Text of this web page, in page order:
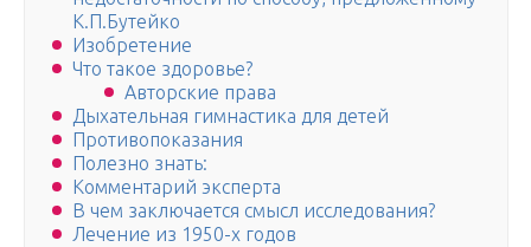
К.П.Бутейко
Изобретение
Что такое здоровье?
Авторские права
Дыхательная гимнастика для детей
Противопоказания
Полезно знать:
Комментарий эксперта
В чем заключается смысл исследования?
Лечение из 1950-х годов